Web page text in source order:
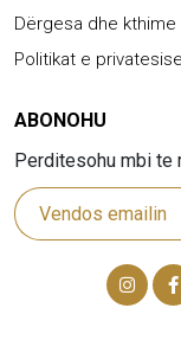
Dërgesa dhe kthime
Politikat e privatesise
ABONOHU
Perditesohu mbi te